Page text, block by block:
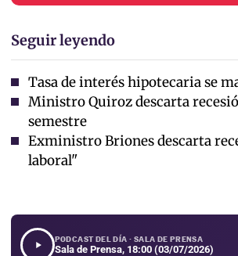
Seguir leyendo
Tasa de interés hipotecaria se
Ministro Quiroz descarta
semestre
Exministro Briones descarta
laboral"
PODCAST DEL DÍA · SALA DE PRENSA
Sala de Prensa, 18:00 (03/07/2026)